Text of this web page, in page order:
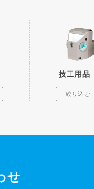
技工用品
絞り込む
せ